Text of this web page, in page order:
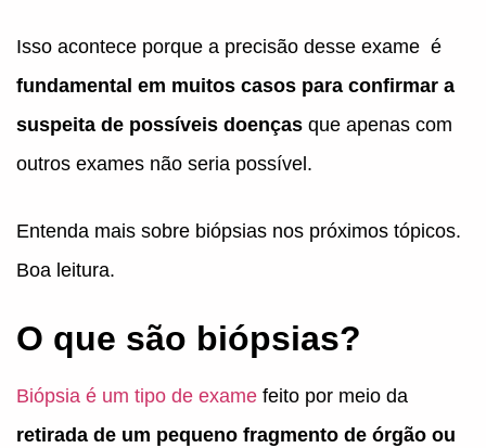
Isso acontece porque a precisão desse exame é
fundamental em muitos casos para confirmar a
suspeita de possíveis doenças que apenas com
outros exames não seria possível.
Entenda mais sobre biópsias nos próximos tópicos.
Boa leitura.
O que são biópsias?
Biópsia é um tipo de exame feito por meio da
retirada de um pequeno fragmento de órgão ou